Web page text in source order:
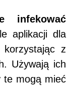
infekować
aplikacji dla
z
Używają ich
te mogą mieć